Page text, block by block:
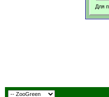
Для